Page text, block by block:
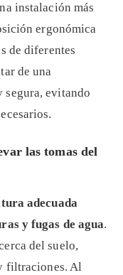
instalación más
ergonómica
de diferentes
de una
segura, evitando
las tomas del
adecuada
y fugas de agua.
del suelo,
filtraciones. Al